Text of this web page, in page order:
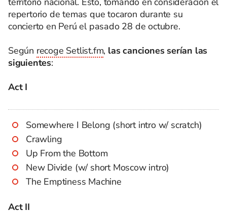
repertorio de temas que tocaron durante su
concierto en Perú el pasado 28 de octubre.
Según recoge Setlist.fm, las canciones serían las
siguientes:
Act I
Somewhere I Belong (short intro w/ scratch)
Crawling
Up From the Bottom
New Divide (w/ short Moscow intro)
The Emptiness Machine
Act II